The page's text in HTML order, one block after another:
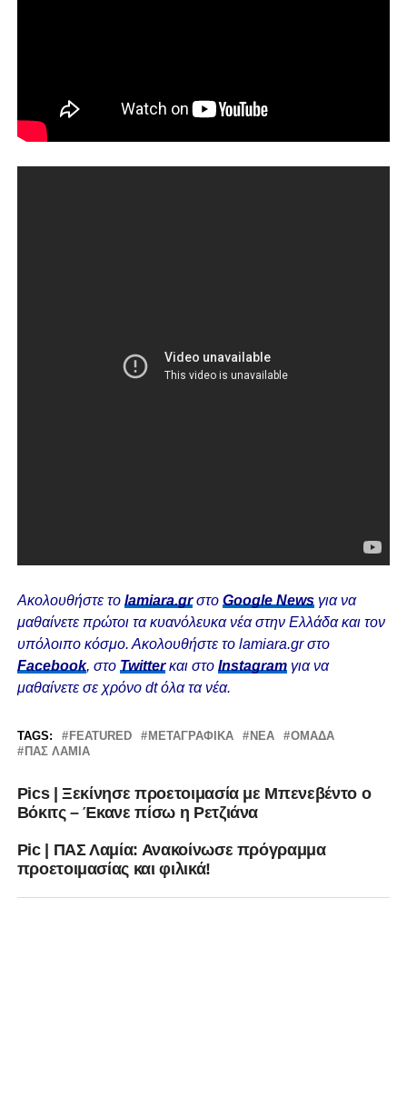
Ακολουθήστε το lamiara.grστο Google Newsγια να
μαθαίνετε πρώτοι τα κυανόλευκα νέα στην Ελλάδα και τον
υπόλοιπο κόσμο. Ακολουθήστε το lamiara.gr στο
Facebook, στο Twitterκαι στο Instagram για να
μαθαίνετε σε χρόνο dt όλα τα νέα.
TAGS: FEATURED ΜΕΤΑΓΡΑΦΙΚΆ ΝΈΑ
ΟΜΆΔΑ
ΠΑΣ ΛΑΜΙΑ
Pics | Ξεκίνησε προετοιμασία με Μπενεβέντο ο
Βόκιτς – Έκανε πίσω η Ρετζιάνα
Pic | ΠΑΣ Λαμία: Ανακοίνωσε πρόγραμμα
προετοιμασίας και φιλικά!